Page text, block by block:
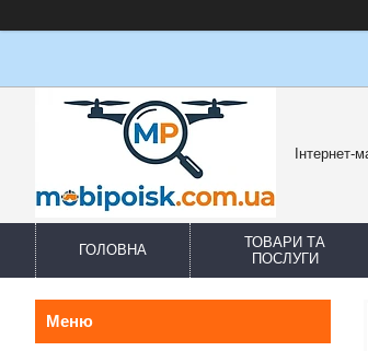
Інтернет-
ГОЛОВНА
ТОВАРИ ТА
ПОСЛУГИ